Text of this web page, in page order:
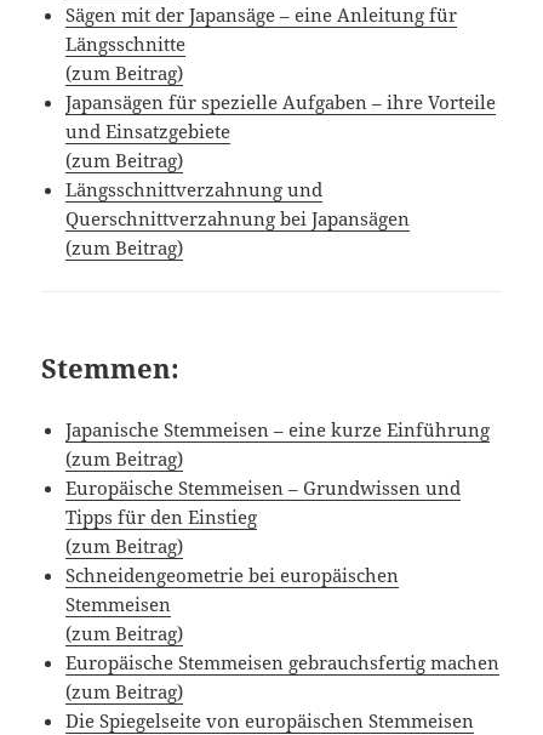
Sägen mit der Japansäge – eine Anleitung für
Längsschnitte
(zum Beitrag)
Japansägen für spezielle Aufgaben – ihre Vorteile
und Einsatzgebiete
(zum Beitrag)
Längsschnittverzahnung und
Querschnittverzahnung bei Japansägen
(zum Beitrag)
Stemmen:
Japanische Stemmeisen – eine kurze Einführung
(zum Beitrag)
Europäische Stemmeisen – Grundwissen und
Tipps für den Einstieg
(zum Beitrag)
Schneidengeometrie bei europäischen
Stemmeisen
(zum Beitrag)
Europäische Stemmeisen gebrauchsfertig machen
(zum Beitrag)
Die Spiegelseite von europäischen Stemmeisen